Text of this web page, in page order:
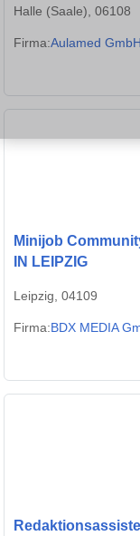
Halle (Saale), 06108
Firma:Aulamed GmbH
Minijob
IN LEIPZIG
Leipzig, 04109
Firma:BDX MEDIA